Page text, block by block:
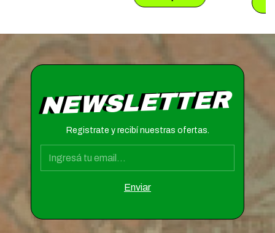
NEWSLETTER
Registrate y recibí nuestras ofertas.